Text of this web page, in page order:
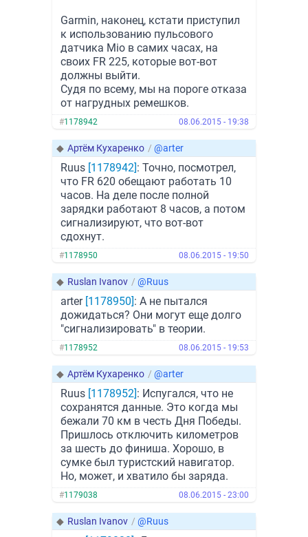
Garmin, наконец, кстати приступил
к использованию пульсового
датчика Mio в самих часах, на
своих FR 225, которые вот-вот
должны выйти.
Судя по всему, мы на пороге отказа
от нагрудных ремешков.
#1178942 08.06.2015 - 19:38
◆ Артём Кухаренко / @arter
Ruus [1178942]: Точно, посмотрел,
что FR 620 обещают работать 10
часов. На деле после полной
зарядки работают 8 часов, а потом
сигнализируют, что вот-вот
сдохнут.
#1178950 08.06.2015 - 19:50
◆ Ruslan Ivanov / @Ruus
arter [1178950]: А не пытался
дожидаться? Они могут еще долго
"сигнализировать" в теории.
#1178952 08.06.2015 - 19:53
◆ Артём Кухаренко / @arter
Ruus [1178952]: Испугался, что не
сохранятся данные. Это когда мы
бежали 70 км в честь Дня Победы.
Пришлось отключить километров
за шесть до финиша. Хорошо, в
сумке был туристский навигатор.
Но, может, и хватило бы заряда.
#1179038 08.06.2015 - 23:00
◆ Ruslan Ivanov / @Ruus